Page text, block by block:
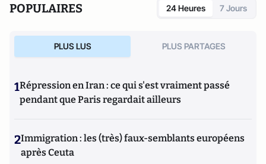
POPULAIRES 24 Heures 7 Jours
PLUS LUS PLUS PARTAGES
1Répression en Iran : ce qui s'est vraiment passé
pendant que Paris regardait ailleurs
2Immigration : les (très) faux-semblants européens
après Ceuta